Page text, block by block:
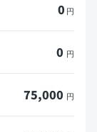
0 円
0 円
75,000 円